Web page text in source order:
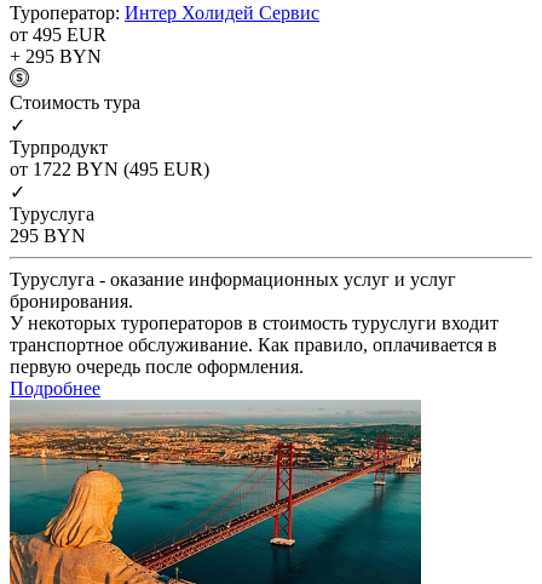
Туроператор: Интер Холидей Сервис
от 495 EUR
+ 295 BYN
Cтоимость тура
✓
Турпродукт
от 1722 BYN (495 EUR)
✓
Туруслуга
295 BYN
Туруслуга - оказание информационных услуг и услуг
бронирования.
У некоторых туроператоров в стоимость туруслуги входит
транспортное обслуживание. Как правило, оплачивается в
первую очередь после оформления.
Подробнее